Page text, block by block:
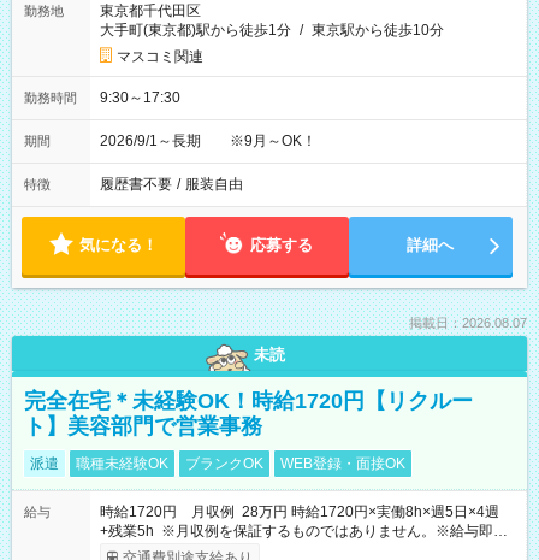
勤務地
東京都千代田区
大手町(東京都)駅から徒歩1分 / 東京駅から徒歩10分
マスコミ関連
勤務時間 9:30～17:30
期間 2026/9/1～長期 ※9月～OK！
特徴 履歴書不要 / 服装自由
気になる！ 応募する 詳細へ
掲載日：2026.08.07
未読
完全在宅＊未経験OK！時給1720円【リクルー
ト】美容部門で営業事務
派遣 職種未経験OK ブランクOK WEB登録・面接OK
給与
時給1720円 月収例 28万円 時給1720円×実働8h×週5日×4週
+残業5h ※月収例を保証するものではありません。※給与即受
取りサービス利用可（利用条件有）